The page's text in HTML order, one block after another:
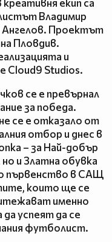
екип са
Владимир
Ангелов. Проектът
Пловдив.
и
Cloud9 Studios.
се е превърнал
за победа.
се е отказало от
отбор и днес в
– за Най-добър
и Златна обувка
първенство в САЩ
които ще се
именно
успеят да се
футболист.